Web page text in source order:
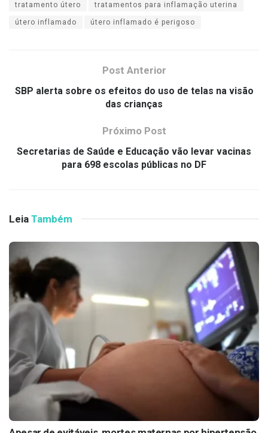
tratamento útero tratamentos para inflamação uterina
útero inflamado útero inflamado é perigoso
Post Anterior
SBP alerta sobre os efeitos do uso de telas na visão
das crianças
Próximo Post
Secretarias de Saúde e Educação vão levar vacinas
para 698 escolas públicas no DF
Leia Também